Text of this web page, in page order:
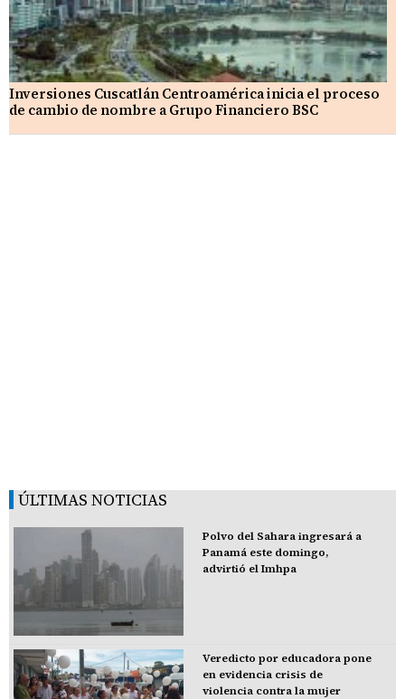
Inversiones Cuscatlán Centroamérica inicia el proceso
de cambio de nombre a Grupo Financiero BSC
ÚLTIMAS NOTICIAS
Polvo del Sahara ingresará a
Panamá este domingo,
advirtió el Imhpa
Veredicto por educadora pone
en evidencia crisis de
violencia contra la mujer